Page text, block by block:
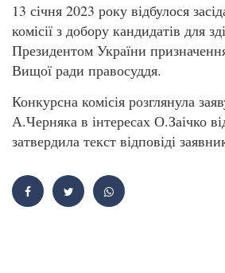
13 січня 2023 року відбулося
комісії з добору кандидатів для
Президентом України
Вищої ради правосуддя.
Конкурсна комісія розглянула
А.Черняка в інтересах О.Заічко
затвердила текст відповіді